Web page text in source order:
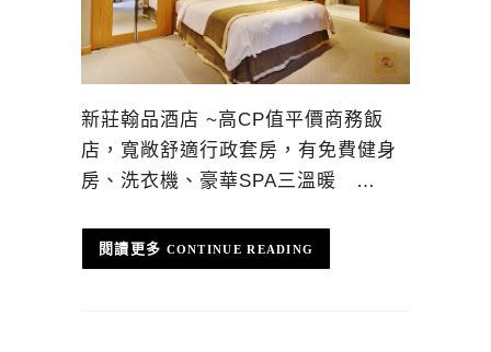
新莊翰品酒店 ~高CP值平價商務飯
店，寬敞舒適行政套房，有免費健身
房、洗衣機、豪華SPA三溫暖 …
CONTINUE READING